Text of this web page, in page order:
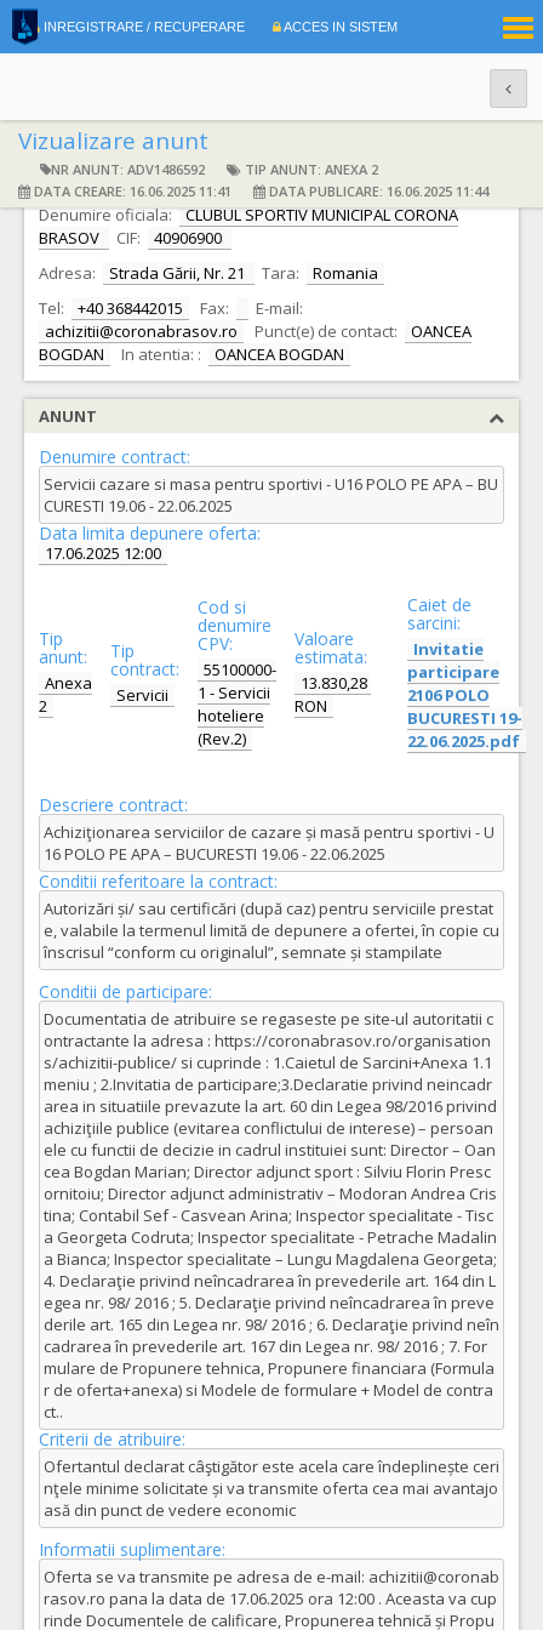
INREGISTRARE / RECUPERARE ACCES IN SISTEM
Vizualizare anunt
NR ANUNT: ADV1486592
TIP ANUNT: ANEXA 2
DATA CREARE: 16.06.2025 11:41
DATA PUBLICARE: 16.06.2025 11:44
DATE IDENTIFICARE AUTORITATE CONTRACTANTA
Denumire oficiala: CLUBUL SPORTIV MUNICIPAL CORONA
BRASOV
CIF:
40906900
Adresa:
Strada Gării, Nr. 21 Tara:
Romania
Tel:
+40 368442015 Fax:
E-mail:
achizitii@coronabrasov.ro
Punct(e) de contact:
OANCEA
BOGDAN
In atentia: : OANCEA BOGDAN
ANUNT
Denumire contract:
Servicii cazare si masa pentru sportivi - U16 POLO PE APA – BU
CURESTI 19.06 - 22.06.2025
Data limita depunere oferta:
17.06.2025 12:00
Tip
anunt:
Anexa
2
Tip
contract:
Servicii
Cod si
denumire
CPV:
55100000-
1 - Servicii
hoteliere
(Rev.2)
Valoare
estimata:
13.830,28
RON
Caiet de
sarcini:
Invitatie
participare
2106 POLO
BUCURESTI 19-
22.06.2025.pdf
Descriere contract:
Achiziţionarea serviciilor de cazare și masă pentru sportivi - U
16 POLO PE APA – BUCURESTI 19.06 - 22.06.2025
Conditii referitoare la contract:
Autorizări și/ sau certificări (după caz) pentru serviciile prestat
e, valabile la termenul limită de depunere a ofertei, în copie cu
înscrisul “conform cu originalul”, semnate și stampilate
Conditii de participare:
Documentatia de atribuire se regaseste pe site-ul autoritatii c
ontractante la adresa : https://coronabrasov.ro/organisation
s/achizitii-publice/ si cuprinde : 1.Caietul de Sarcini+Anexa 1.1
meniu ; 2.Invitatia de participare;3.Declaratie privind neincadr
area in situatiile prevazute la art. 60 din Legea 98/2016 privind
achiziţiile publice (evitarea conflictului de interese) – persoan
ele cu functii de decizie in cadrul instituiei sunt: Director – Oan
cea Bogdan Marian; Director adjunct sport : Silviu Florin Presc
ornitoiu; Director adjunct administrativ – Modoran Andrea Cris
tina; Contabil Sef - Casvean Arina; Inspector specialitate - Tisc
a Georgeta Codruta; Inspector specialitate - Petrache Madalin
a Bianca; Inspector specialitate – Lungu Magdalena Georgeta;
4. Declaraţie privind neîncadrarea în prevederile art. 164 din L
egea nr. 98/ 2016 ; 5. Declaraţie privind neîncadrarea în preve
derile art. 165 din Legea nr. 98/ 2016 ; 6. Declaraţie privind neîn
cadrarea în prevederile art. 167 din Legea nr. 98/ 2016 ; 7. For
mulare de Propunere tehnica, Propunere financiara (Formula
r de oferta+anexa) si Modele de formulare + Model de contra
ct..
Criterii de atribuire:
Ofertantul declarat câştigător este acela care îndeplinește ceri
nţele minime solicitate și va transmite oferta cea mai avantajo
asă din punct de vedere economic
Informatii suplimentare:
Oferta se va transmite pe adresa de e-mail: achizitii@coronab
rasov.ro pana la data de 17.06.2025 ora 12:00 . Aceasta va cup
rinde Documentele de calificare, Propunerea tehnică și Propu